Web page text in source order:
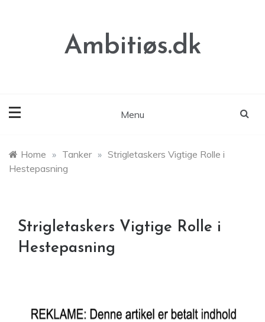
Ambitiøs.dk
Menu
Home » Tanker » Strigletaskers Vigtige Rolle i
Hestepasning
Strigletaskers Vigtige Rolle i
Hestepasning